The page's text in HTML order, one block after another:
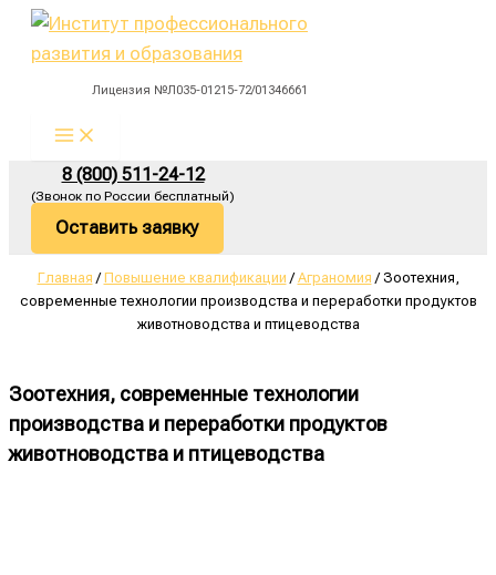
Перейти
Лицензия №Л035-01215-72/01346661
Menu
8 (800) 511-24-12
(Звонок по России бесплатный)
Оставить заявку
Главная /Повышение квалификации /Аграномия / Зоотехния,
современные технологии производства и переработки продуктов
животноводства и птицеводства
Зоотехния, современные технологии
производства и переработки продуктов
животноводства и птицеводства